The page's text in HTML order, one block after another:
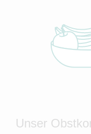
Unser